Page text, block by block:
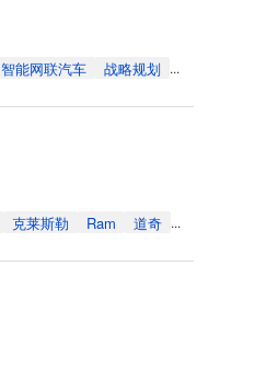
智能网联汽车 战略规划 ...
克莱斯勒 Ram 道奇 ...